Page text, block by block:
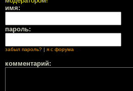
имя:
пароль:
забыл пароль? | я с форума
комментарий: